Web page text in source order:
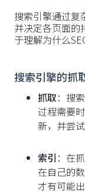
搜索引擎通过复
并决定各页面的
于理解为什么
搜索引擎的抓
抓取：搜
过程需要
新，并尝
索引 ：在
在自己的
才有可能